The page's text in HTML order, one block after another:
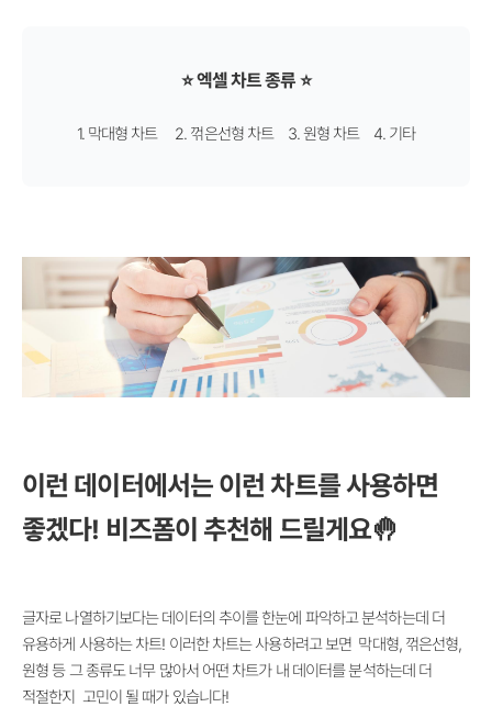
⭐ 엑셀 차트 종류 ⭐
1. 막대형 차트 2. 꺾은선형 차트 3. 원형 차트 4. 기타
이런 데이터에서는 이런 차트를 사용하면
좋겠다! 비즈폼이 추천해 드릴게요🤚
글자로 나열하기보다는 데이터의 추이를 한눈에 파악하고 분석하는데 더
유용하게 사용하는 차트! 이러한 차트는 사용하려고 보면 막대형, 꺾은선형,
원형 등 그 종류도 너무 많아서 어떤 차트가 내 데이터를 분석하는데 더
적절한지 고민이 될 때가 있습니다!